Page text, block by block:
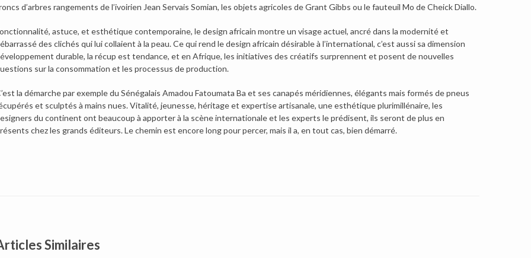
d’arbres rangements de l’ivoirien Jean Servais Somian, les objets agricoles de Grant Gibbs ou le fauteuil Mo de Cheick Diallo.
astuce, et esthétique contemporaine, le design africain montre un visage actuel, ancré dans la modernité et
des clichés qui lui collaient à la peau. Ce qui rend le design africain désirable à l’international, c’est aussi sa dimension
durable, la récup est tendance, et en Afrique, les initiatives des créatifs surprennent et posent de nouvelles
sur la consommation et les processus de production.
la démarche par exemple du Sénégalais Amadou Fatoumata Ba et ses canapés méridiennes, élégants mais formés de pneus
et sculptés à mains nues. Vitalité, jeunesse, héritage et expertise artisanale, une esthétique plurimillénaire, les
du continent ont beaucoup à apporter à la scène internationale et les experts le prédisent, ils seront de plus en
chez les grands éditeurs. Le chemin est encore long pour percer, mais il a, en tout cas, bien démarré.
Similaires